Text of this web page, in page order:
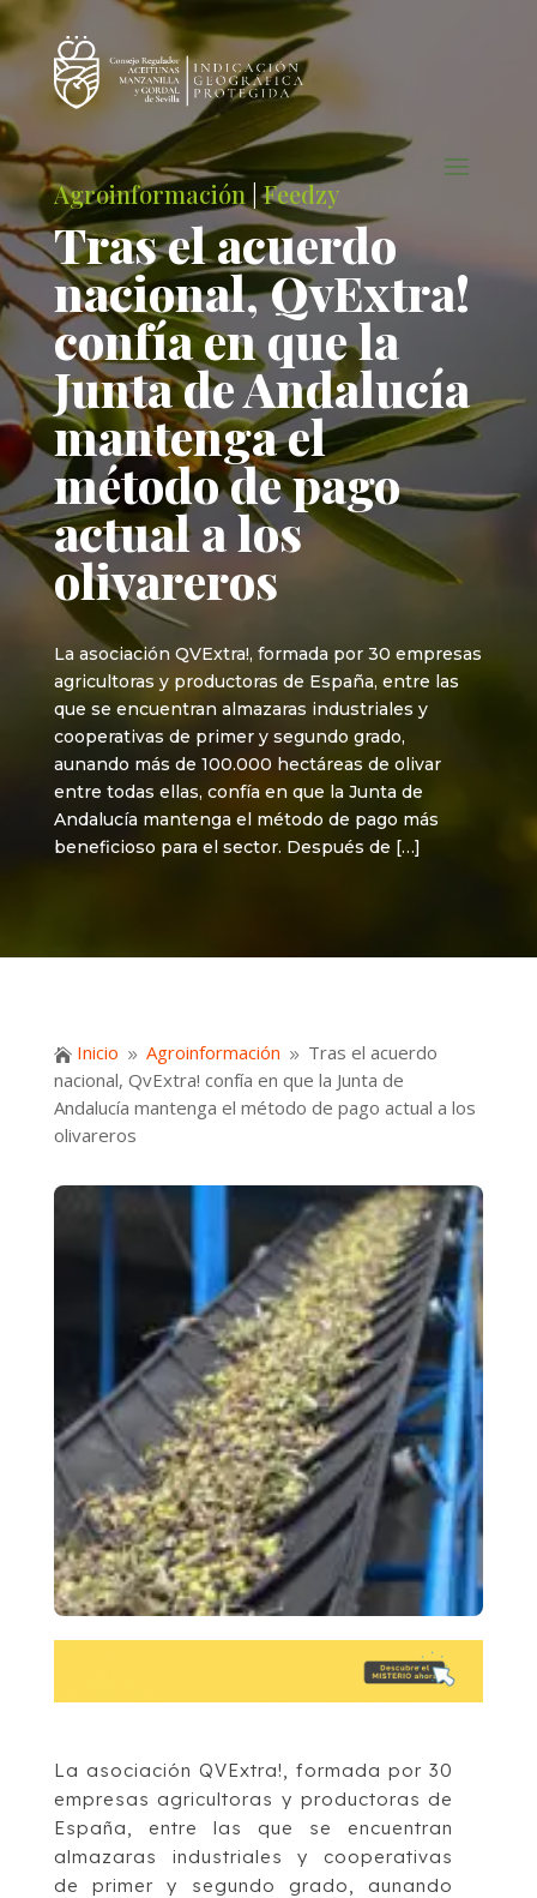
Agroinformación |Feedzy
Tras el acuerdo
nacional, QvExtra!
confía en que la
Junta de Andalucía
mantenga el
método de pago
actual a los
olivareros
La asociación QVExtra!, formada por 30 empresas
agricultoras y productoras de España, entre las
que se encuentran almazaras industriales y
cooperativas de primer y segundo grado,
aunando más de 100.000 hectáreas de olivar
entre todas ellas, confía en que la Junta de
Andalucía mantenga el método de pago más
beneficioso para el sector. Después de […]
 Inicio 9 Agroinformación 9 Tras el acuerdo
nacional, QvExtra! confía en que la Junta de
Andalucía mantenga el método de pago actual a los
olivareros
La asociación QVExtra!, formada por 30
empresas agricultoras y productoras de
España, entre las que se encuentran
almazaras industriales y cooperativas
de primer y segundo grado, aunando